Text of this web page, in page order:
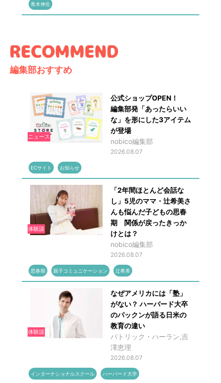
青木伸生
編集部おすすめ
ニュース
公式ショップOPEN！
編集部発「あったらいい
な」を形にした3アイテム
が登場
nobico編集部
2026.08.07
ECサイト お知らせ
体験談
「2年間ほとんど会話な
し」5児のママ・辻希美さ
んも悩んだ子どもの思春
期 関係が戻ったきっか
けとは？
nobico編集部
2026.08.07
思春期 親子コミュニケーション 辻希美
体験談
なぜアメリカには「塾」
がない？ ハーバード大卒
のパックンが語る日米の
教育の違い
パトリック・ハーラン,吉
澤恵理
2026.08.07
インターナショナルスクール ハーバード大学